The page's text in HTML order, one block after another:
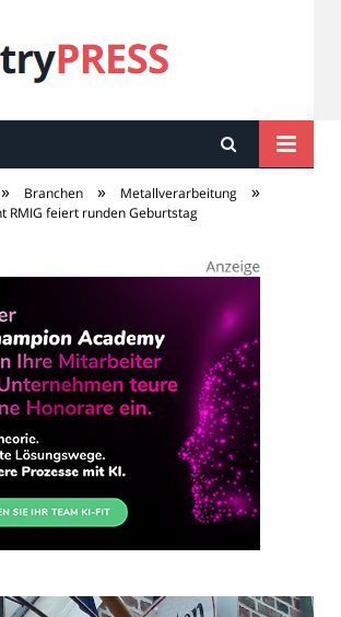
PRESS
» Branchen » Metallverarbeitung »
RMIG feiert runden Geburtstag